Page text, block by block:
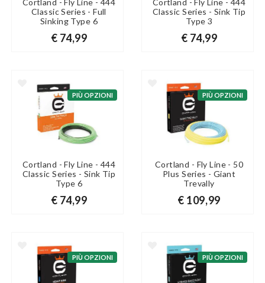
Classic Series - Full
Sinking Type 6
€ 74,99
Classic Series - Sink Tip
Type 3
€ 74,99
PIÙ OPZIONI
Cortland - Fly Line - 444
Classic Series - Sink Tip
Type 6
€ 74,99
PIÙ OPZIONI
Cortland - Fly Line - 50
Plus Series - Giant
Trevally
€ 109,99
PIÙ OPZIONI PIÙ OPZIONI